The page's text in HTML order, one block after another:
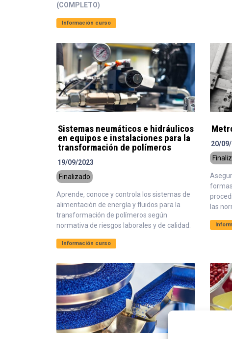
(COMPLETO)
Información curso
Sistemas neumáticos e hidráulicos
en equipos e instalaciones para la
transformación de polímeros
19/09/2023
Finalizado
Aprende, conoce y controla los sistemas de
alimentación de energía y fluidos para la
transformación de polímeros según
normativa de riesgos laborales y de calidad.
Información curso
20/
las